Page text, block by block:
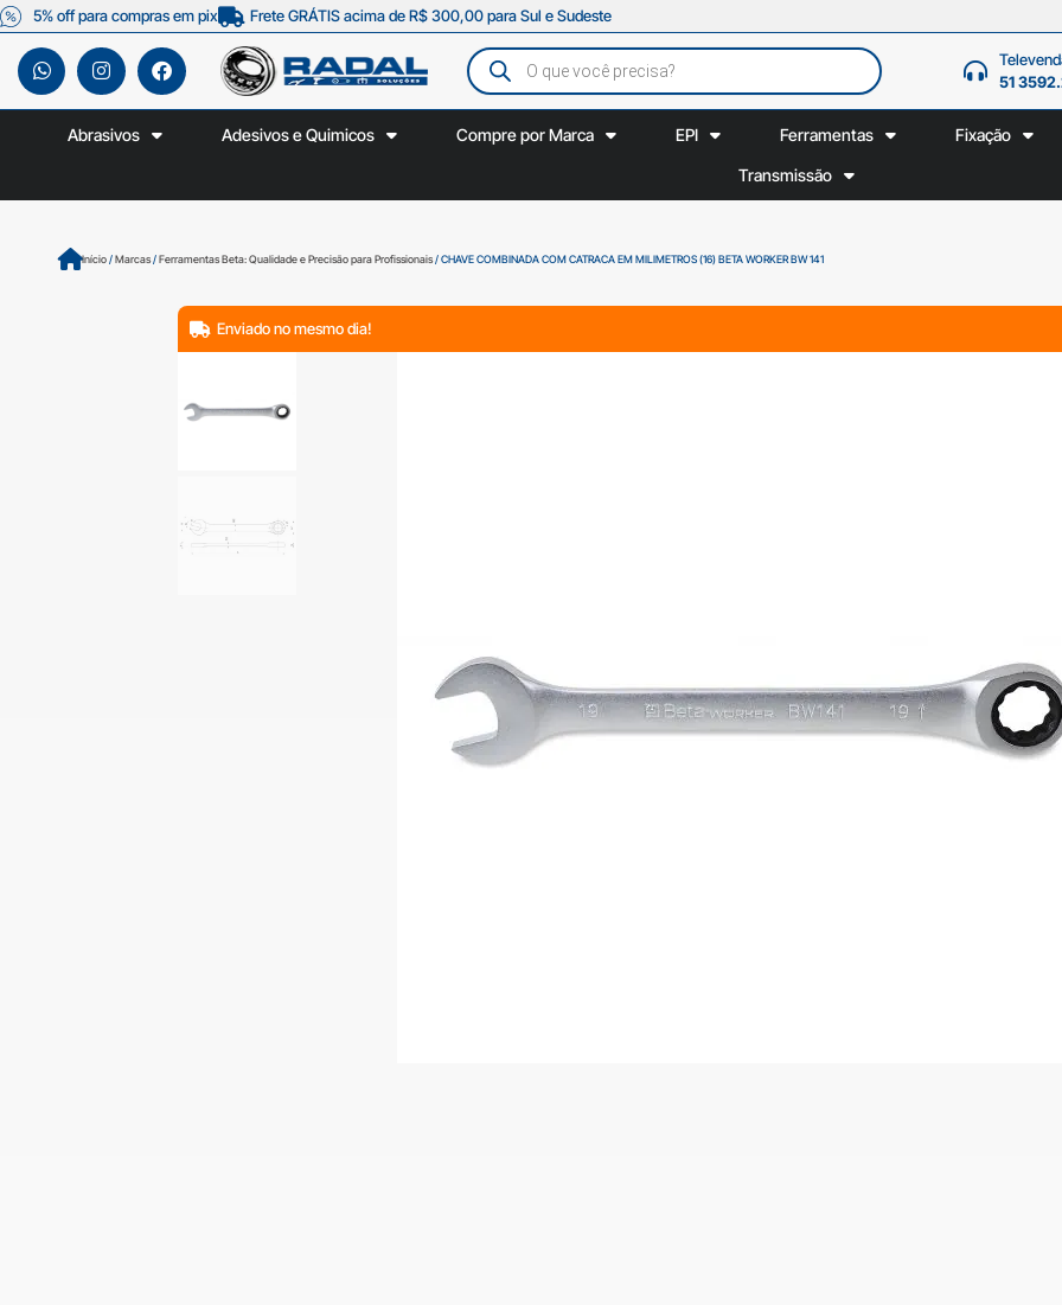
5% off para compras em pix Frete GRÁTIS acima de R$ 300,00 para Sul e Sudeste
51
Abrasivos Adesivos e Quimicos Compre por Marca EPI Ferramentas
Fixação
Transmissão
Início/Marcas/Ferramentas Beta: Qualidade e Precisão para Profissionais/ CHAVE COMBINADA COM CATRACA EM MILIMETROS (16) BETA WORKER BW 141
Enviado no mesmo dia!